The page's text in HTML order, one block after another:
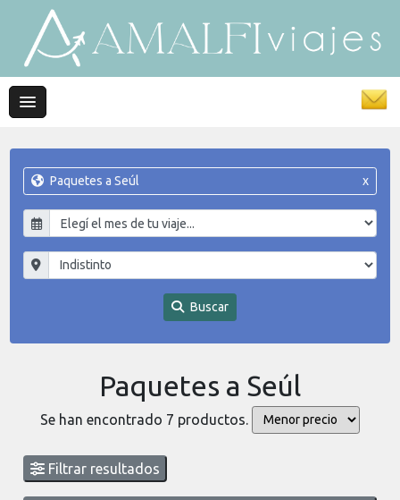
Paquetes a Seúl x
Buscar
Paquetes a Seúl
Se han encontrado 7 productos.
Filtrar resultados